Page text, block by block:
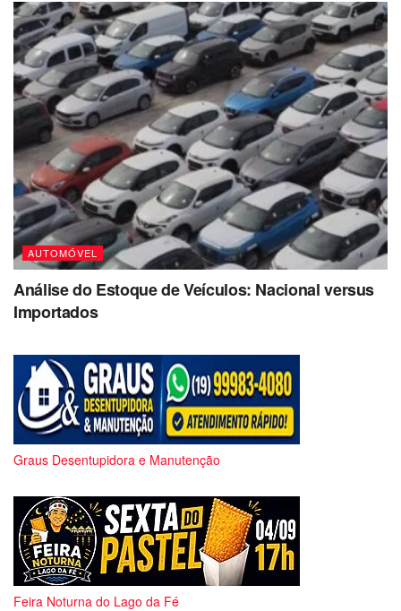
AUTOMÓVEL
Análise do Estoque de Veículos: Nacional versus
Importados
Graus Desentupidora e Manutenção
Feira Noturna do Lago da Fé